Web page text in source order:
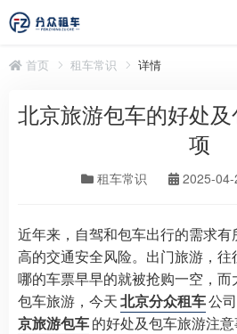
首页 租车常识 详情
北京旅游包车的好处
项
租车常识 2025-04-
近年来，自驾和包车出行的需求
高的交通安全风险。出门旅游，
哪的车票早早的就被抢购一空，
包车旅游，今天北京分众租车公
京旅游包车的好处及包车旅游注意